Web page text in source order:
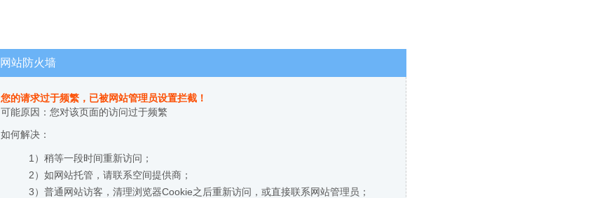
网站防火墙
您的请求过于频繁，已被网站管理员设置拦截！
可能原因：您对该页面的访问过于频繁
如何解决：
1）稍等一段时间重新访问；
2）如网站托管，请联系空间提供商；
3）普通网站访客，清理浏览器Cookie之后重新访问，或直接联系网站管理员；